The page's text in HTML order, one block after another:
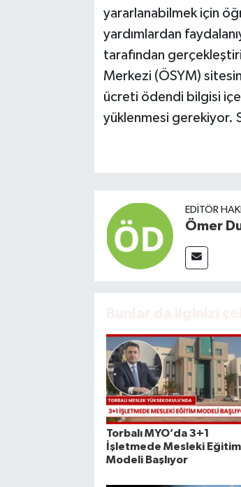
yararlanabilmek için
yardımlardan
tarafından
Merkezi (ÖSYM)
ücreti ödendi bilgisi
yüklenmesi gerekiyor.
EDITÖR
Ömer
Torbalı MYO’da 3+1
İşletmede Mesleki Eğitim
Modeli Başlıyor